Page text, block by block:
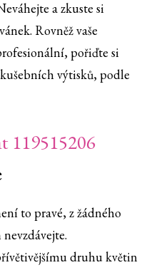
a zkuste si
Rovněž vaše
pořiďte si
výtisků, podle
to pravé, z žádného
druhu květin